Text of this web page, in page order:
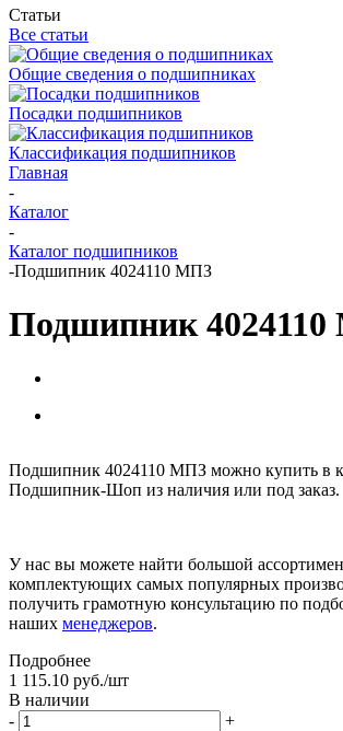
Статьи
Все статьи
Общие сведения о подшипниках
Посадки подшипников
Классификация подшипников
Главная
-
Каталог
-
Каталог подшипников
-Подшипник 4024110 МПЗ
Подшипник
Подшипник 4024110 МПЗ можно купить в
Подшипник-Шоп из наличия или под заказ.
У нас вы можете найти большой
комплектующих самых популярных
получить грамотную консультацию по
наших менеджеров.
Подробнее
1 115.10 руб./шт
В наличии
-
+